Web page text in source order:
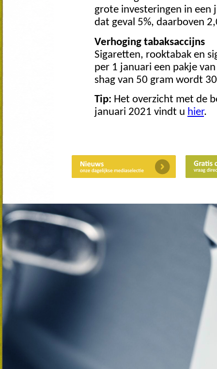
grote investeringen in
dat geval 5%, daarboven
Verhoging tabaksaccijns
Sigaretten, rooktabak en
per 1 januari een pakje
shag van 50 gram wordt
Tip: Het overzicht met de
januari 2021 vindt u hier.